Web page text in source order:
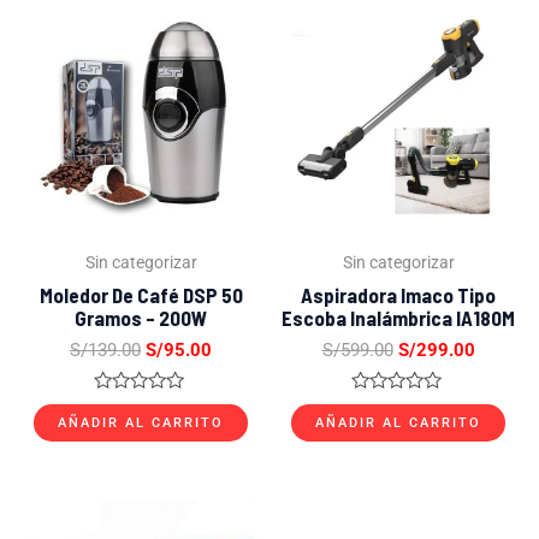
Sin categorizar
Moledor De Café DSP 50
Gramos – 200W
S/139.00
precio
original
era:
S/139.00.
S/95.00
precio
actual
es:
S/95.00.
Valorado
con
0
AÑADIR AL CARRITO
Sin categorizar
Aspiradora Imaco Tipo
Escoba Inalámbrica IA180M
S/599.00
precio
original
era:
S/599.00.
S/299.00
precio
actual
Valorado
con
0
AÑADIR AL CARRITO